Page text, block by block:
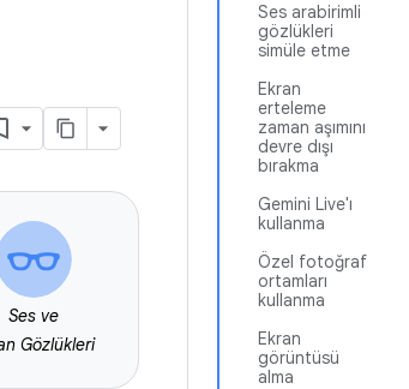
Ses arabirimli
gözlükleri
simüle etme
Ekran
erteleme
zaman aşımını
devre dışı
bırakma
Gemini Live'ı
kullanma
Özel fotoğraf
ortamları
kullanma
Ekran
görüntüsü
alma
Ses ve
Gözlükleri